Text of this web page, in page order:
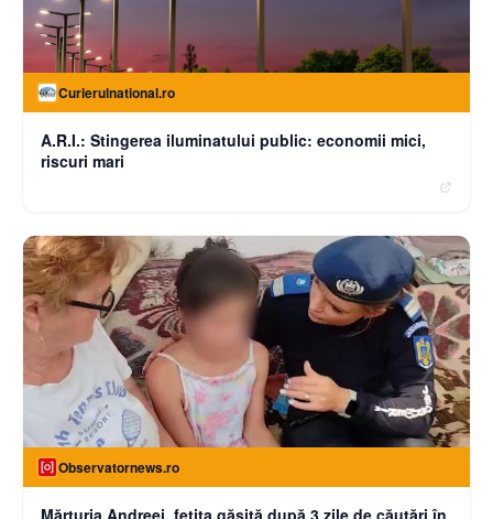
Curierulnational.ro
A.R.I.: Stingerea iluminatului public: economii mici,
riscuri mari
Observatornews.ro
Mărturia Andreei, fetiţa găsită după 3 zile de căutări în